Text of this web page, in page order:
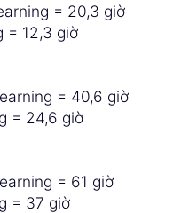
= 20,3 giờ
= 12,3 giờ
= 40,6 giờ
= 24,6 giờ
= 61 giờ
= 37 giờ